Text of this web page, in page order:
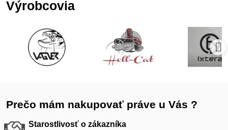
Výrobcovia
Prečo mám nakupovať práve u Vás ?
Starostlivosť o zákazníka